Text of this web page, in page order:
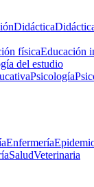
Didáctica
físicaEducación
del estudio
Psicología
Enfermería
SaludVeterinaria